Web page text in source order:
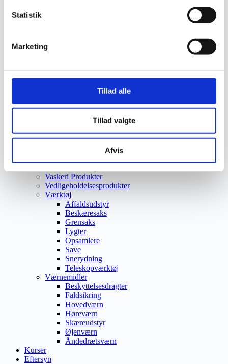
Statistik
Marketing
Tillad alle
Tillad valgte
Afvis
Sundhedsmiljø
Ozonmaskiner
Trafiksikkerhed
Trafikspejle
Vejbump
Vejmarkering
Vaskeri Produkter
Vedligeholdelsesprodukter
Værktøj
Affaldsudstyr
Beskæresaks
Grensaks
Lygter
Opsamlere
Save
Snerydning
Teleskopværktøj
Værnemidler
Beskyttelsesdragter
Faldsikring
Hovedværn
Høreværn
Skæreudstyr
Øjenværn
Åndedrætsværn
Kurser
Eftersyn